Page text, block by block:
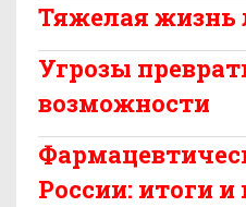
Тяжелая жизнь
Угрозы
возможности
России: итоги